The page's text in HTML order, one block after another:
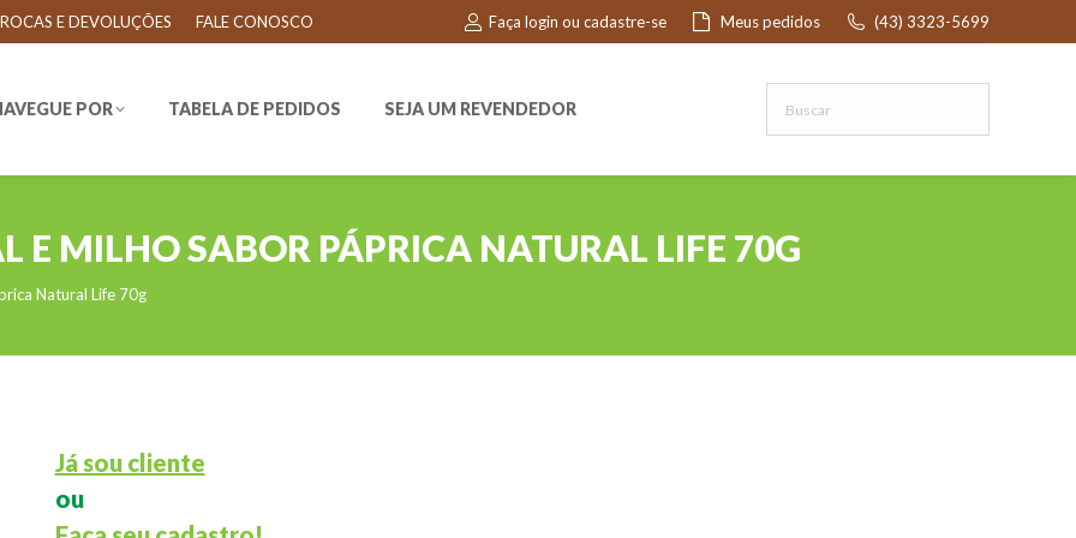
E DEVOLUÇÕES FALE CONOSCO Faça login ou cadastre-se Meus pedidos (43) 3323-5699
POR TABELA DE PEDIDOS SEJA UM REVENDEDOR
E MILHO SABOR PÁPRICA NATURAL LIFE 70G
Natural Life 70g
Já sou cliente
ou
POR TABELA DE PEDIDOS SEJA UM REVENDEDOR